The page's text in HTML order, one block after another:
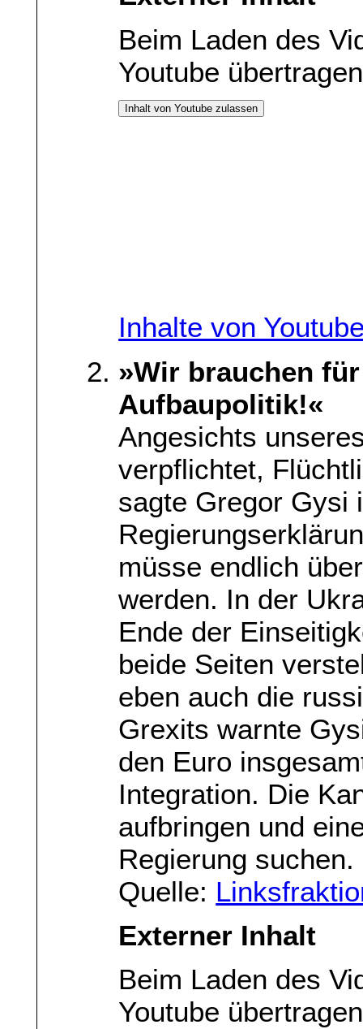
Beim Laden des
Youtube
Inhalt von Youtube zulassen
Inhalte von
»Wir brauchen
Aufbaupolitik!«
Angesichts
verpflichtet,
sagte Gregor Gysi
müsse endlich
werden. In der
Ende der
beide Seiten
eben auch die
Grexits warnte
den Euro
Integration. Die
aufbringen und
Regierung suchen.
Quelle:
Externer Inhalt
Beim Laden des
Youtube